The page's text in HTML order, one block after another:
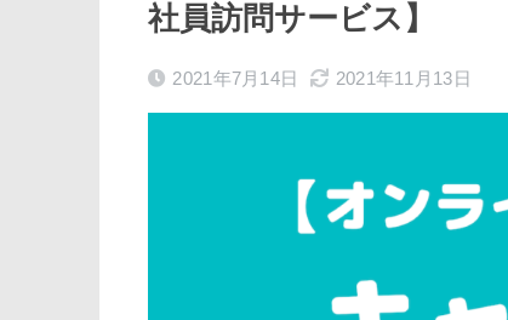
社員訪問サービス】
2021年7月14日 2021年11月13日